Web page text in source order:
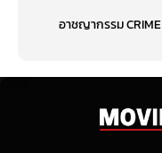
อาชญากรรม CRIME